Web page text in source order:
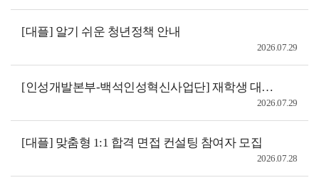
[대플] 알기 쉬운 청년정책 안내
2026.07.29
[인성개발본부-백석인성혁신사업단] 재학생 대상- " 26년 기독교사 자녀 대상 S-PIPES 인성캠프" 자원 봉사자(쿰장) 모집 공고
2026.07.29
[대플] 맞춤형 1:1 합격 면접 컨설팅 참여자 모집
2026.07.28